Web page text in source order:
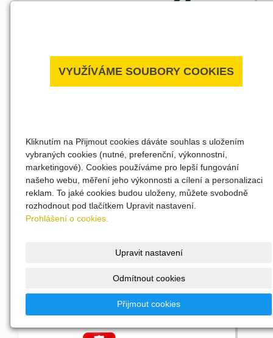
BLATNÍKY
VYUŽÍVÁME SOUBORY COOKIES
Kliknutím na Přijmout cookies dáváte souhlas s uložením
vybraných cookies (nutné, preferenční, výkonnostní,
marketingové). Cookies používáme pro lepší fungování
našeho webu, měření jeho výkonnosti a cílení a personalizaci
reklam. To jaké cookies budou uloženy, můžete svobodně
rozhodnout pod tlačítkem Upravit nastavení.
Prohlášení o cookies.
Upravit nastavení
Odmítnout cookies
Přijmout cookies